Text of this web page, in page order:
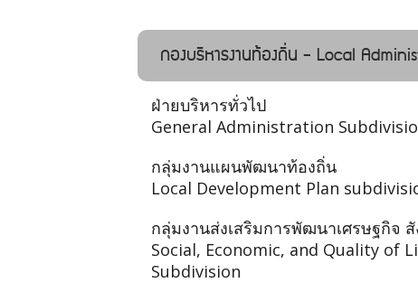
กองบริหารงานท้องถิ่น - Local
ฝ่ายบริหารทั่วไป
General Administration
กลุ่มงานแผนพัฒนาท้องถิ่น
Local Development Plan
กลุ่มงานส่งเสริมการพัฒนาเศรษฐกิจ
Social, Economic, and Quality of
Subdivision